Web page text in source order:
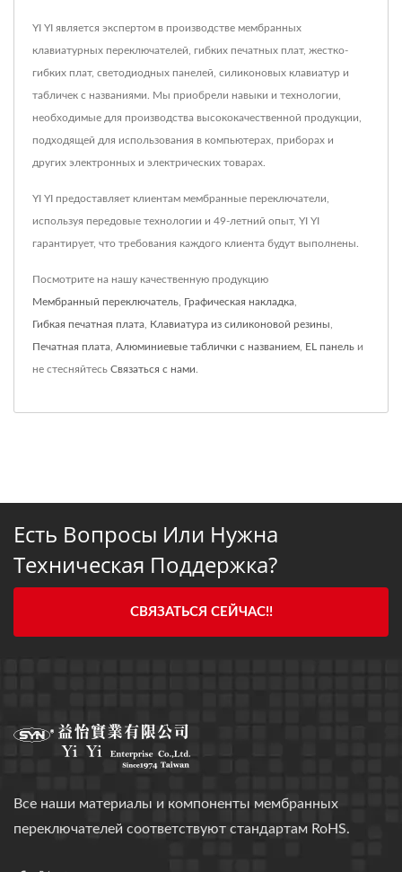
YI YI является экспертом в производстве мембранных
клавиатурных переключателей, гибких печатных плат, жестко-
гибких плат, светодиодных панелей, силиконовых клавиатур и
табличек с названиями. Мы приобрели навыки и технологии,
необходимые для производства высококачественной продукции,
подходящей для использования в компьютерах, приборах и
других электронных и электрических товарах.
YI YI предоставляет клиентам мембранные переключатели,
используя передовые технологии и 49-летний опыт, YI YI
гарантирует, что требования каждого клиента будут выполнены.
Посмотрите на нашу качественную продукцию
Мембранный переключатель Графическая накладка
Гибкая печатная плата Клавиатура из силиконовой резины
Печатная плата Алюминиевые таблички с названием EL панель и
не стесняйтесь Связаться с нами
Есть Вопросы Или Нужна
Техническая Поддержка?
СВЯЗАТЬСЯ СЕЙЧАС!!
Все наши материалы и компоненты мембранных
переключателей соответствуют стандартам RoHS.